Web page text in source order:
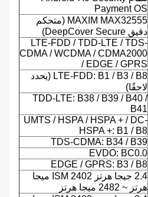
Payment OS
MAXIM MAX32555 (متحكم
دقيق DeepCover Secure)
LTE-FDD / TDD-LTE / TDS-
CDMA / WCDMA / CDMA2000
/ EDGE / GPRS
LTE-FDD: B1 / B3 / B8 (يحدد
لاحقًا)
TDD-LTE: B38 / B39 / B40 /
B41
UMTS / HSPA / HSPA + / DC-
HSPA +: B1 / B8
TDS-CDMA: B34 / B39
EVDO: BC0.0
EDGE / GPRS: B3 / B8
2.4 جيجا هرتز ISM 2402 ميجا
هرتز ~ 2482 ميجا هرتز